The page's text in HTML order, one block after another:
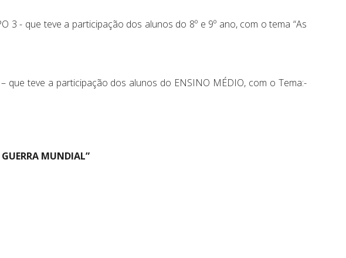
3 - que teve a participação dos alunos do 8º e 9º ano, com o tema “As
que teve a participação dos alunos do ENSINO MÉDIO, com o Tema:-
MUNDIAL”